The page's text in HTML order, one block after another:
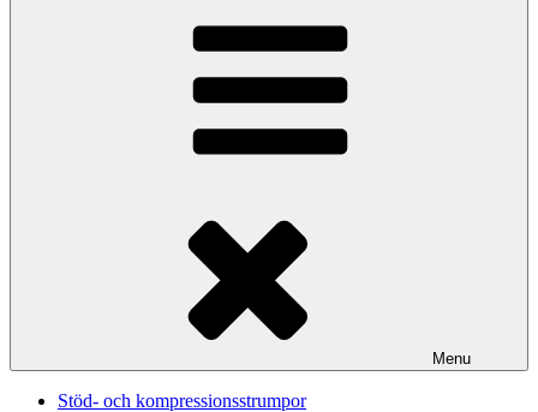
Menu
Stöd- och kompressionsstrumpor